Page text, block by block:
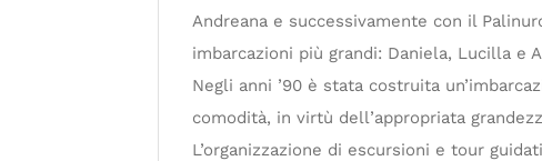
Andreana e successivamente con il
imbarcazioni più grandi: Daniela, Lucilla e
Negli anni ’90 è stata costruita
comodità, in virtù dell’appropriata
L’organizzazione di escursioni e tour